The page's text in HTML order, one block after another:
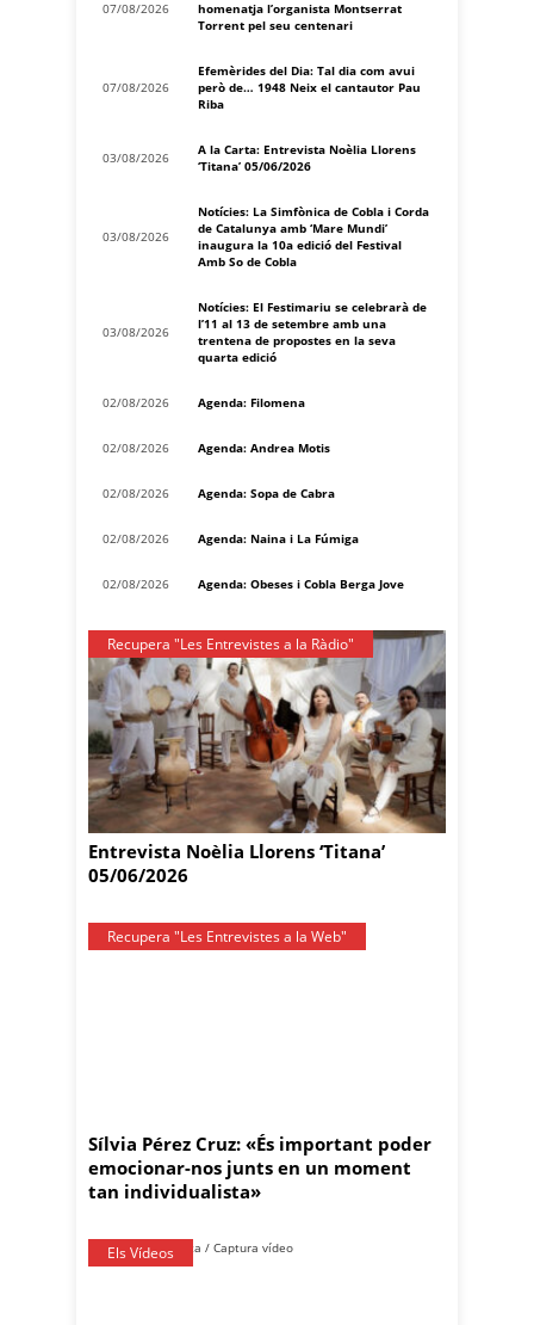
07/08/2026
homenatja l’organista Montserrat
Torrent pel seu centenari
07/08/2026
Efemèrides del Dia: Tal dia com avui
però de… 1948 Neix el cantautor Pau
Riba
03/08/2026
A la Carta: Entrevista Noèlia Llorens
‘Titana’ 05/06/2026
03/08/2026
Notícies: La Simfònica de Cobla i Corda
de Catalunya amb ‘Mare Mundi’
inaugura la 10a edició del Festival
Amb So de Cobla
03/08/2026
Notícies: El Festimariu se celebrarà de
l’11 al 13 de setembre amb una
trentena de propostes en la seva
quarta edició
02/08/2026 Agenda: Filomena
02/08/2026 Agenda: Andrea Motis
02/08/2026 Agenda: Sopa de Cabra
02/08/2026 Agenda: Naina i La Fúmiga
02/08/2026 Agenda: Obeses i Cobla Berga Jove
Recupera "Les Entrevistes a la Ràdio"
Entrevista Noèlia Llorens ‘Titana’
05/06/2026
Recupera "Les Entrevistes a la Web"
Sílvia Pérez Cruz: «És important poder
emocionar-nos junts en un moment
tan individualista»
Els Vídeos